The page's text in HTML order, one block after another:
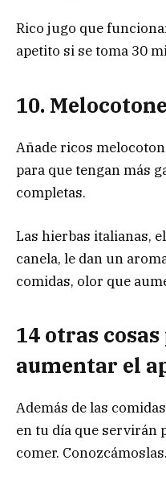
Rico jugo que
apetito si se toma 30
10.
Añade ricos
para que tengan más
completas.
Las hierbas italianas,
canela, le dan un
comidas, olor que
14 otras
aumentar el
Además de las
en tu día que servirán
comer. Conozcámoslas.